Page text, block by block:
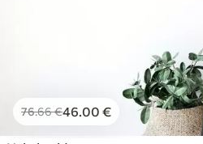
76.66€46.00 €